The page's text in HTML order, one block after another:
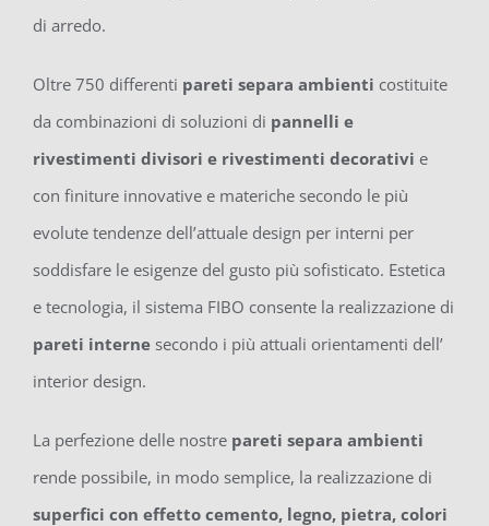
di arredo.
Oltre 750 differenti pareti separa ambienti costituite
da combinazioni di soluzioni di pannelli e
rivestimenti divisori e rivestimenti decorativi e
con finiture innovative e materiche secondo le più
evolute tendenze dell’attuale design per interni per
soddisfare le esigenze del gusto più sofisticato. Estetica
e tecnologia, il sistema FIBO consente la realizzazione di
pareti interne secondo i più attuali orientamenti dell’
interior design.
La perfezione delle nostre pareti separa ambienti
rende possibile, in modo semplice, la realizzazione di
superfici con effetto cemento, legno, pietra, colori